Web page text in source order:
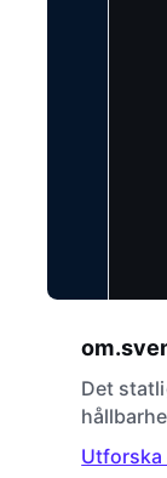
Det
Utforska